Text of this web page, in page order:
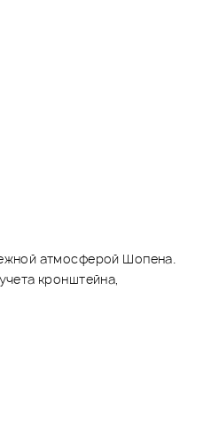
атмосферой Шопена.
кронштейна,